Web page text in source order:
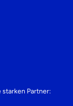
Partner: